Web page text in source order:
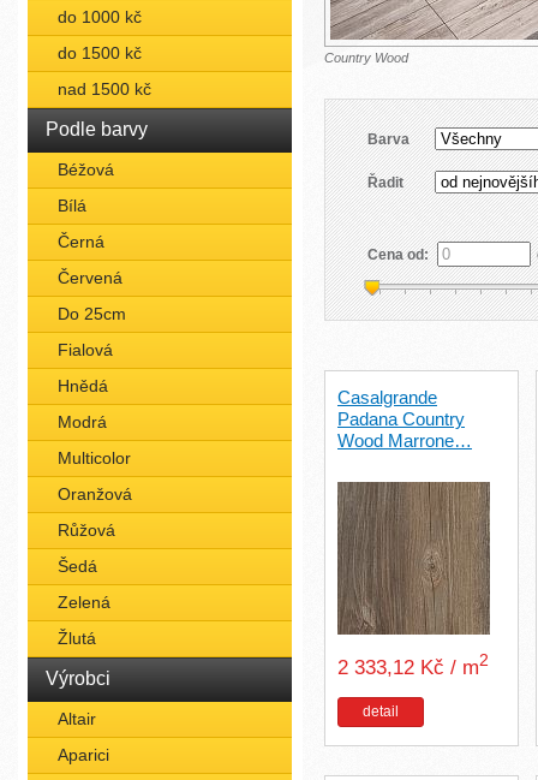
do 1000 kč
do 1500 kč
nad 1500 kč
Podle barvy
Béžová
Bílá
Černá
Červená
Do 25cm
Fialová
Hnědá
Modrá
Multicolor
Oranžová
Růžová
Šedá
Zelená
Žlutá
Výrobci
Altair
Aparici
Country Wood
Barva
Řadit
Cena od:
Casalgrande
Padana Country
Wood Marrone…
2 333,12 Kč / m2
detail